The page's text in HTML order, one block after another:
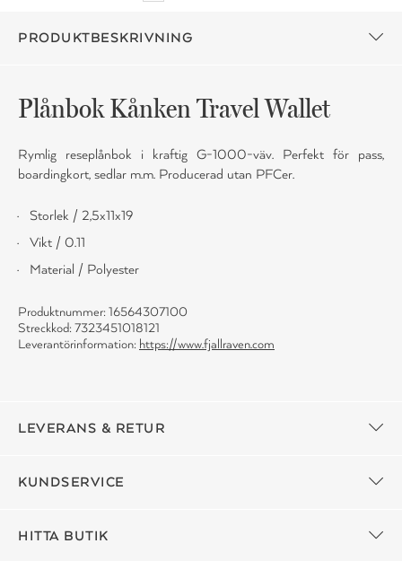
PRODUKTBESKRIVNING
Plånbok Kånken Travel Wallet
Rymlig reseplånbok i kraftig G-1000-väv. Perfekt för pass,
boardingkort, sedlar m.m. Producerad utan PFCer.
Storlek / 2,5x11x19
Vikt / 0.11
Material / Polyester
Produktnummer: 16564307100
Streckkod: 7323451018121
Leverantörinformation: https://www.fjallraven.com
LEVERANS & RETUR
KUNDSERVICE
HITTA BUTIK